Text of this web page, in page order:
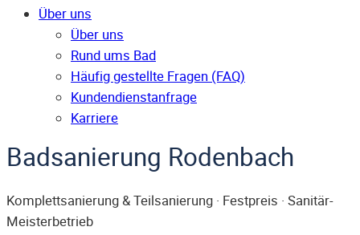
Über uns
Über uns
Rund ums Bad
Häufig gestellte Fragen (FAQ)
Kunden­dienst­anfrage
Karriere
Badsanierung Rodenbach
Komplettsanierung & Teilsanierung · Festpreis · Sanitär-
Meisterbetrieb